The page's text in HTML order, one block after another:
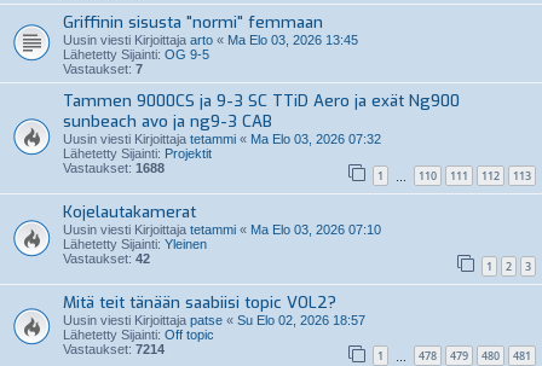
Griffinin sisusta "normi" femmaan
Uusin viesti Kirjoittaja arto « Ma Elo 03, 2026 13:45
Lähetetty Sijainti: OG 9-5
Vastaukset: 7
Tammen 9000CS ja 9-3 SC TTiD Aero ja exät Ng900
sunbeach avo ja ng9-3 CAB
Uusin viesti Kirjoittaja tetammi « Ma Elo 03, 2026 07:32
Lähetetty Sijainti: Projektit
Vastaukset: 1688 1 110 111 112 113
Kojelautakamerat
Uusin viesti Kirjoittaja tetammi « Ma Elo 03, 2026 07:10
Lähetetty Sijainti: Yleinen
Vastaukset: 42 1 2 3
Mitä teit tänään saabiisi topic VOL2?
Uusin viesti Kirjoittaja patse « Su Elo 02, 2026 18:57
Lähetetty Sijainti: Off topic
Vastaukset: 7214 1 478 479 480 481